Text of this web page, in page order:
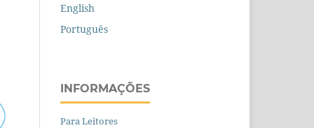
English
Português
INFORMAÇÕES
Para Leitores